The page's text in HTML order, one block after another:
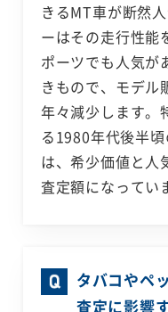
きるMT車が断然
ーはその走行性能
ポーツでも人気が
きもので、モデル
年々減少します。
る1980年代後半
は、希少価値と人
査定額になってい
タバコやペ
査定に影響